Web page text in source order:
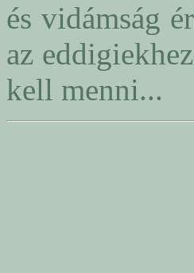
és vidámság
az
kell menni...